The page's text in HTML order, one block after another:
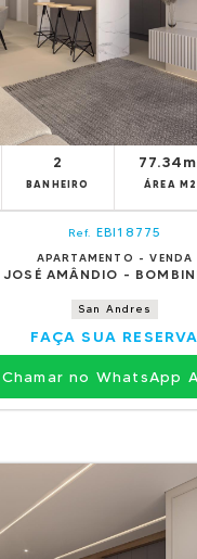
2
BANHEIRO ÁREA M2
Ref. EBI18775
APARTAMENTO - VENDA
JOSÉ AMÂNDIO -
San Andres
FAÇA SUA RESERVA
Chamar no WhatsApp